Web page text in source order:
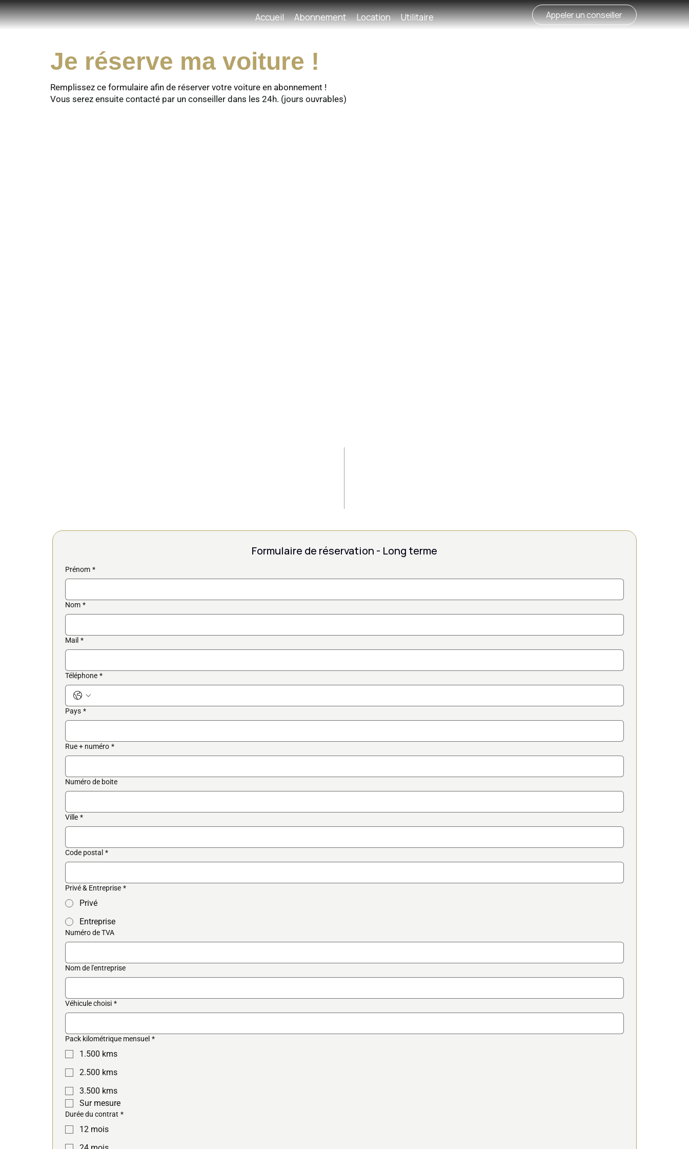
Accueil Abonnement Location Utilitaire Appeler un conseiller
Je réserve ma voiture !
Remplissez ce formulaire afin de réserver votre voiture en abonnement !
Vous serez ensuite contacté par un conseiller dans les 24h. (jours ouvrables)
Formulaire de réservation - Long terme
Prénom *
Nom *
Mail *
Téléphone *
Pays *
Rue + numéro *
Numéro de boite
Ville *
Code postal *
Privé & Entreprise *
Privé
Entreprise
Numéro de TVA
Nom de l'entreprise
Véhicule choisi *
Pack kilométrique mensuel *
1.500 kms
2.500 kms
3.500 kms
Sur mesure
Durée du contrat *
12 mois